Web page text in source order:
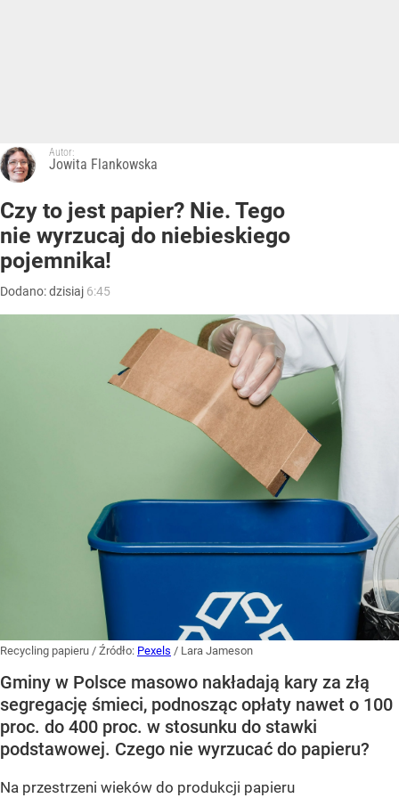
Autor:
Jowita Flankowska
Czy to jest papier? Nie. Tego
nie wyrzucaj do niebieskiego
pojemnika!
Dodano:dzisiaj 6:45
Recycling papieru / Źródło: Pexels / Lara Jameson
Gminy w Polsce masowo nakładają kary za złą
segregację śmieci, podnosząc opłaty nawet o 100
proc. do 400 proc. w stosunku do stawki
podstawowej. Czego nie wyrzucać do papieru?
Na przestrzeni wieków do produkcji papieru